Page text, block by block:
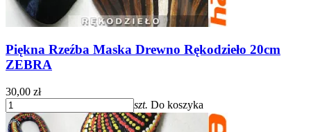
Piękna Rzeźba Maska Drewno Rękodzieło 20cm
ZEBRA
30,00 zł
szt. Do koszyka